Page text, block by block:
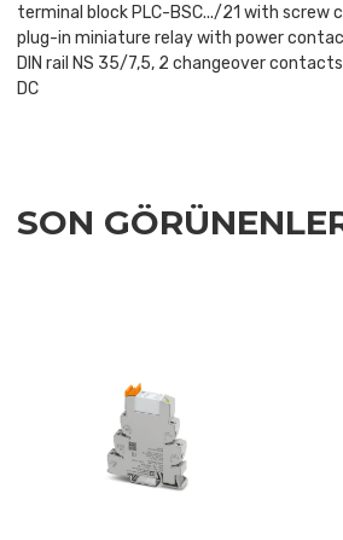
terminal block PLC-BSC.../21 with screw
plug-in miniature relay with power
DIN rail NS 35/7,5, 2 changeover
DC
SON